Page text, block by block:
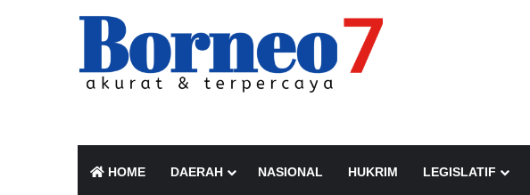
HOME DAERAH NASIONAL HUKRIM LEGISLATIF